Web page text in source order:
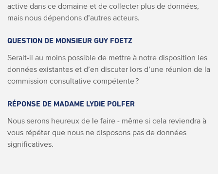
active dans ce domaine et de collecter plus de données,
mais nous dépendons d’autres acteurs.
QUESTION DE MONSIEUR GUY FOETZ
Serait-il au moins possible de mettre à notre disposition les
données existantes et d’en discuter lors d’une réunion de la
commission consultative compétente ?
RÉPONSE DE MADAME LYDIE POLFER
Nous serons heureux de le faire - même si cela reviendra à
vous répéter que nous ne disposons pas de données
significatives.